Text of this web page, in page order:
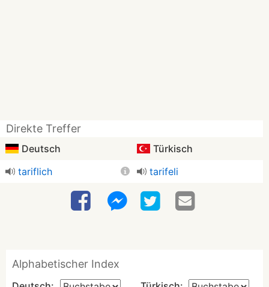
Direkte Treffer
Deutsch
Türkisch
tariflich
tarifeli
Alphabetischer Index